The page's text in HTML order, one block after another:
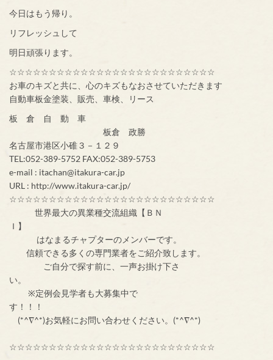
今日はもう帰り。
リフレッシュして
明日頑張ります。
☆☆☆☆☆☆☆☆☆☆☆☆☆☆☆☆☆☆☆☆☆☆☆☆☆☆
お車のキズと共に、心のキズもなおさせていただきます
自動車板金塗装、販売、車検、リース
板 倉 自 動 車
板倉 政勝
名古屋市港区小碓３－１２９
TEL:052-389-5752 FAX:052-389-5753
e-mail : itachan@itakura-car.jp
URL : http://www.itakura-car.jp/
☆☆☆☆☆☆☆☆☆☆☆☆☆☆☆☆☆☆☆☆☆☆☆☆☆☆
世界最大の異業種交流組織【ＢＮ
Ｉ】
はなまるチャプターのメンバーです。
信頼できる多くの専門業者をご紹介致します。
ご自分で探す前に、一声お掛け下さ
い。
※定例会見学者も大募集中で
す！！！
(*^∇^*)お気軽にお問い合わせください。(*^∇^*)
☆☆☆☆☆☆☆☆☆☆☆☆☆☆☆☆☆☆☆☆☆☆☆☆☆☆